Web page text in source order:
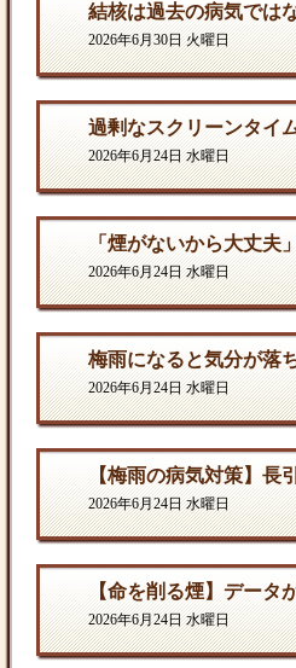
2026年6月30日 火曜日
2026年6月24日 水曜日
2026年6月24日 水曜日
2026年6月24日 水曜日
2026年6月24日 水曜日
2026年6月24日 水曜日